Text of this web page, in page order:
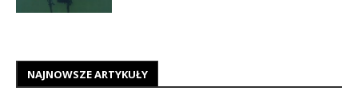
NAJNOWSZE ARTYKUŁY